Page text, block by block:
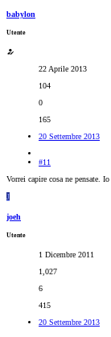
babylon
Utente
22 Aprile 2013
104
0
165
20 Settembre 2013
#11
Vorrei capire cosa ne pensate.
J
joeh
Utente
1 Dicembre 2011
1,027
6
415
20 Settembre 2013